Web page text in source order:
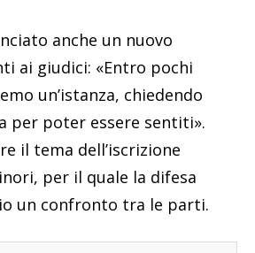
anche un nuovo
ai giudici: «Entro pochi
un’istanza, chiedendo
per poter essere sentiti».
il tema dell’iscrizione
per il quale la difesa
un confronto tra le parti.